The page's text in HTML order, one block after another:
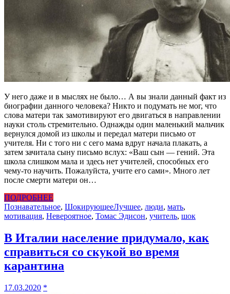
У него даже и в мыслях не было… А вы знали данный факт из
биографии данного человека? Никто и подумать не мог, что
слова матери так замотивируют его двигаться в направлении
науки столь стремительно. Однажды один маленький мальчик
вернулся домой из школы и передал матери письмо от
учителя. Ни с того ни с сего мама вдруг начала плакать, а
затем зачитала сыну письмо вслух: «Ваш сын — гений. Эта
школа слишком мала и здесь нет учителей, способных его
чему-то научить. Пожалуйста, учите его сами». Много лет
после смерти матери он…
ПОДРОБНЕЕ
Познавательное, ШокирующееЛучшее, люди, мать,
мотивация, Невероятное, Томас Эдисон, учитель, шок
В Италии население придумало, как
справиться со скукой во время
карантина
17.03.2020 *